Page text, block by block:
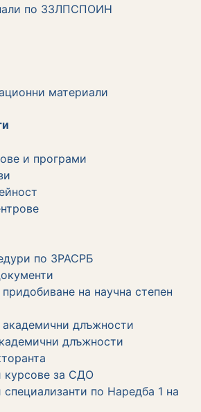
по ЗЗЛПСПОИН
материали
и програми
по ЗРАСРБ
на научна степен
длъжности
длъжности
курсове за СДО
по Наредба 1 на